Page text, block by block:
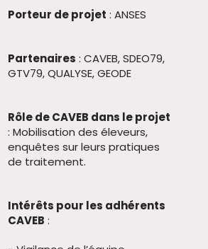
Porteur de projet : ANSES
Partenaires : CAVEB, SDEO79,
GTV79, QUALYSE, GEODE
Rôle de CAVEB dans le projet
: Mobilisation des éleveurs,
enquêtes sur leurs pratiques
de traitement.
Intérêts pour les adhérents
CAVEB :